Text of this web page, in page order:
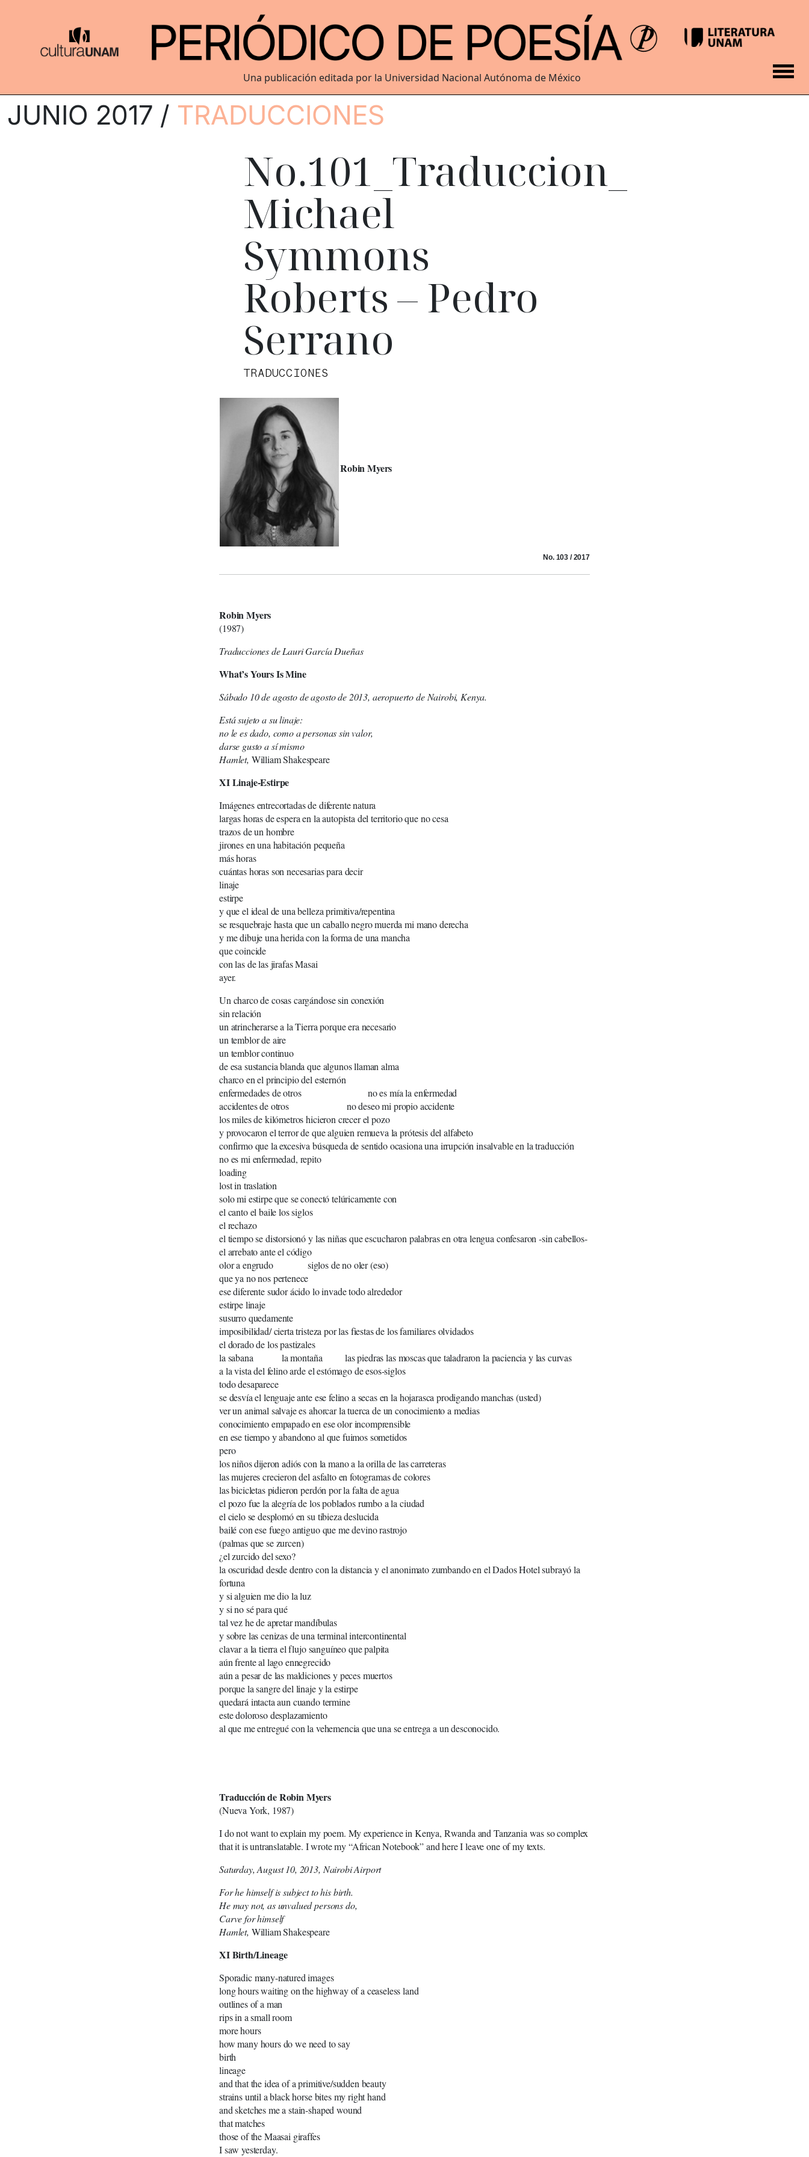
Una publicación editada por la Universidad Nacional Autónoma de México
JUNIO 2017 / TRADUCCIONES
No.101_Traduccion_
Michael
Symmons
Roberts – Pedro
Serrano
TRADUCCIONES
Robin Myers
No. 103 / 2017
Robin Myers
(1987)
Traducciones de Lauri García Dueñas
What’s Yours Is Mine
Sábado 10 de agosto de agosto de 2013, aeropuerto de Nairobi, Kenya.
Está sujeto a su linaje:
no le es dado, como a personas sin valor,
darse gusto a sí mismo
Hamlet, William Shakespeare
XI Linaje-Estirpe
Imágenes entrecortadas de diferente natura
largas horas de espera en la autopista del territorio que no cesa
trazos de un hombre
jirones en una habitación pequeña
más horas
cuántas horas son necesarias para decir
linaje
estirpe
y que el ideal de una belleza primitiva/repentina
se resquebraje hasta que un caballo negro muerda mi mano derecha
y me dibuje una herida con la forma de una mancha
que coincide
con las de las jirafas Masai
ayer.
Un charco de cosas cargándose sin conexión
sin relación
un atrincherarse a la Tierra porque era necesario
un temblor de aire
un temblor continuo
de esa sustancia blanda que algunos llaman alma
charco en el principio del esternón
enfermedades de otros no es mía la enfermedad
accidentes de otros no deseo mi propio accidente
los miles de kilómetros hicieron crecer el pozo
y provocaron el terror de que alguien remueva la prótesis del alfabeto
confirmo que la excesiva búsqueda de sentido ocasiona una irrupción insalvable en la traducción
no es mi enfermedad, repito
loading
lost in traslation
solo mi estirpe que se conectó telúricamente con
el canto el baile los siglos
el rechazo
el tiempo se distorsionó y las niñas que escucharon palabras en otra lengua confesaron -sin cabellos-
el arrebato ante el código
olor a engrudo siglos de no oler (eso)
que ya no nos pertenece
ese diferente sudor ácido lo invade todo alrededor
estirpe linaje
susurro quedamente
imposibilidad/ cierta tristeza por las fiestas de los familiares olvidados
el dorado de los pastizales
la sabana la montaña las piedras las moscas que taladraron la paciencia y las curvas
a la vista del felino arde el estómago de esos-siglos
todo desaparece
se desvía el lenguaje ante ese felino a secas en la hojarasca prodigando manchas (usted)
ver un animal salvaje es ahorcar la tuerca de un conocimiento a medias
conocimiento empapado en ese olor incomprensible
en ese tiempo y abandono al que fuimos sometidos
pero
los niños dijeron adiós con la mano a la orilla de las carreteras
las mujeres crecieron del asfalto en fotogramas de colores
las bicicletas pidieron perdón por la falta de agua
el pozo fue la alegría de los poblados rumbo a la ciudad
el cielo se desplomó en su tibieza deslucida
bailé con ese fuego antiguo que me devino rastrojo
(palmas que se zurcen)
¿el zurcido del sexo?
la oscuridad desde dentro con la distancia y el anonimato zumbando en el Dados Hotel subrayó la
fortuna
y si alguien me dio la luz
y si no sé para qué
tal vez he de apretar mandíbulas
y sobre las cenizas de una terminal intercontinental
clavar a la tierra el flujo sanguíneo que palpita
aún frente al lago ennegrecido
aún a pesar de las maldiciones y peces muertos
porque la sangre del linaje y la estirpe
quedará intacta aun cuando termine
este doloroso desplazamiento
al que me entregué con la vehemencia que una se entrega a un desconocido.
Traducción de Robin Myers
(Nueva York, 1987)
I do not want to explain my poem. My experience in Kenya, Rwanda and Tanzania was so complex
that it is untranslatable. I wrote my “African Notebook” and here I leave one of my texts.
Saturday, August 10, 2013, Nairobi Airport
For he himself is subject to his birth.
He may not, as unvalued persons do,
Carve for himself
Hamlet, William Shakespeare
XI Birth/Lineage
Sporadic many-natured images
long hours waiting on the highway of a ceaseless land
outlines of a man
rips in a small room
more hours
how many hours do we need to say
birth
lineage
and that the idea of a primitive/sudden beauty
strains until a black horse bites my right hand
and sketches me a stain-shaped wound
that matches
those of the Maasai giraffes
I saw yesterday.